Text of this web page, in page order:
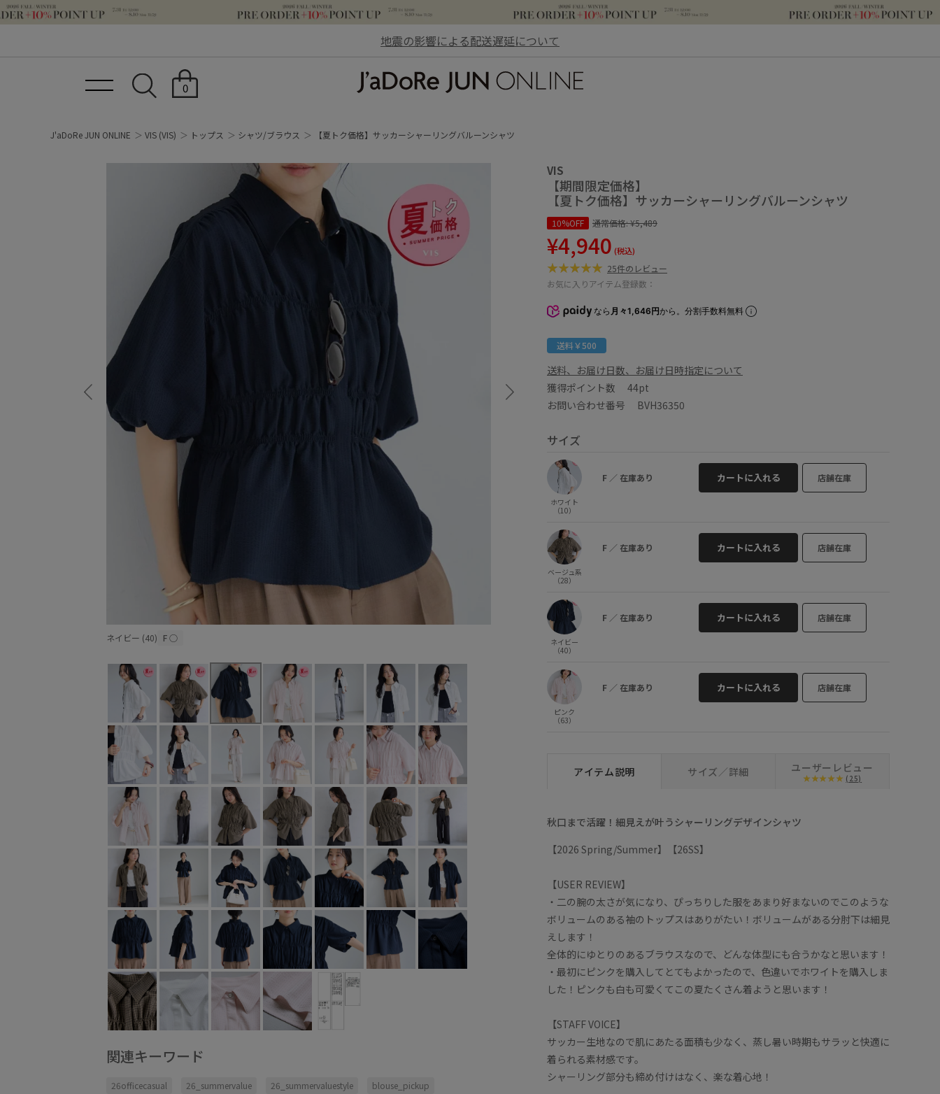
地震の影響による配送遅延について
0
J'aDoRe JUN ONLINE VIS (VIS) トップス シャツ/ブラウス 【夏トク価格】サッカーシャーリングバルーンシャツ
ネイビー (40) F○ F○
関連キーワード
26officecasual 26_summervalue 26_summervaluestyle blouse_pickup
VIS
【期間限定価格】
【夏トク価格】サッカーシャーリングバルーンシャツ
10%OFF 通常価格:¥5,489
¥4,940 (税込)
25件のレビュー
お気に入りアイテム登録数：
なら 月々1,646円から。分割手数料無料
送料￥500
送料、お届け日数、お届け日時指定について
獲得ポイント数 44pt
お問い合わせ番号 BVH36350
サイズ
ホワイト
（10）
F ／ 在庫あり カートに入れる 店舗在庫
ベージュ系
（28）
F ／ 在庫あり カートに入れる 店舗在庫
ネイビー
（40）
F ／ 在庫あり カートに入れる 店舗在庫
ピンク
（63）
F ／ 在庫あり カートに入れる 店舗在庫
アイテム説明 サイズ／詳細 ユーザーレビュー
(25)
秋口まで活躍！細見えが叶うシャーリングデザインシャツ
【2026 Spring/Summer】【26SS】
【USER REVIEW】
・二の腕の太さが気になり、ぴっちりした服をあまり好まないのでこのような
ボリュームのある袖のトップスはありがたい！ボリュームがある分肘下は細見
えします！
全体的にゆとりのあるブラウスなので、どんな体型にも合うかなと思います！
・最初にピンクを購入してとてもよかったので、色違いでホワイトを購入しま
した！ピンクも白も可愛くてこの夏たくさん着ようと思います！
【STAFF VOICE】
サッカー生地なので肌にあたる面積も少なく、蒸し暑い時期もサラッと快適に
着られる素材感です。
シャーリング部分も締め付けはなく、楽な着心地！